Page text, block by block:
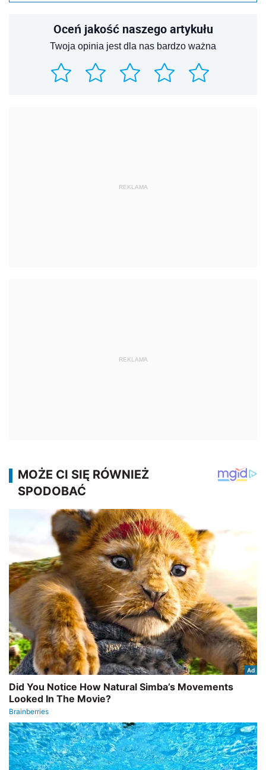
Oceń jakość naszego artykułu
Twoja opinia jest dla nas bardzo ważna
REKLAMA
REKLAMA